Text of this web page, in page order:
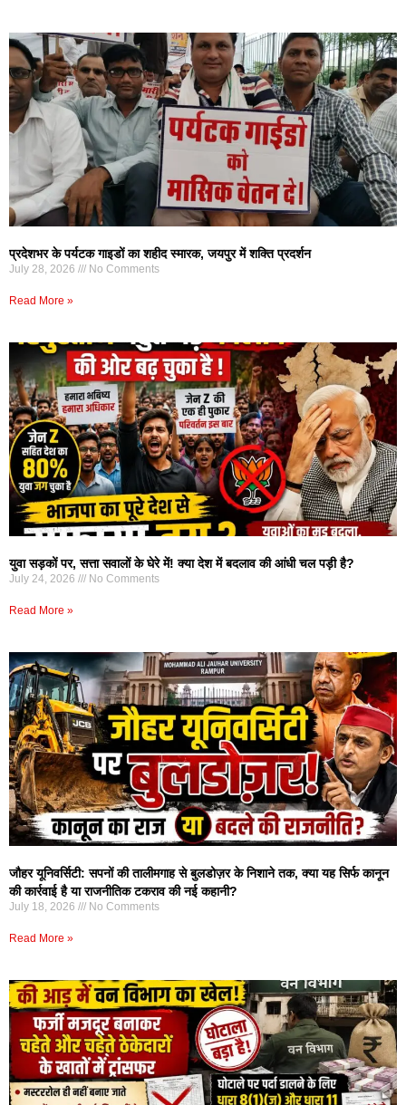
प्रदेशभर के पर्यटक गाइडों का शहीद स्मारक, जयपुर में शक्ति प्रदर्शन
July 28, 2026 No Comments
Read More »
युवा सड़कों पर, सत्ता सवालों के घेरे में! क्या देश में बदलाव की आंधी चल पड़ी है?
July 24, 2026 No Comments
Read More »
जौहर यूनिवर्सिटी: सपनों की तालीमगाह से बुलडोज़र के निशाने तक, क्या यह सिर्फ कानून
की कार्रवाई है या राजनीतिक टकराव की नई कहानी?
July 18, 2026 No Comments
Read More »